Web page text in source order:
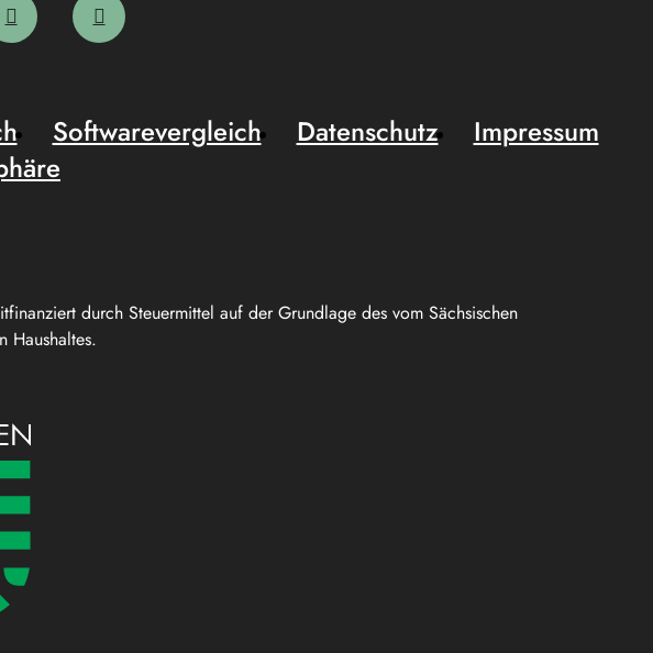
durch Steuermittel auf der Grundlage des vom Sächsischen
Haushaltes.
Softwarevergleich Datenschutz
Impressum